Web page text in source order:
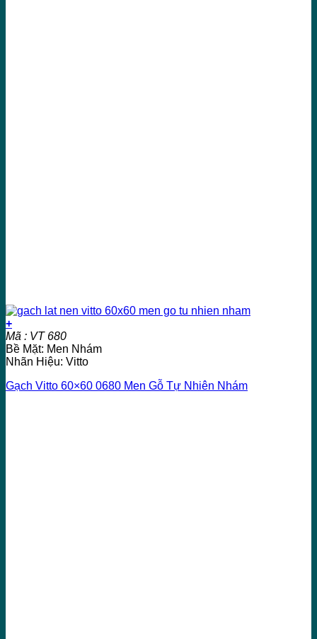
+
Mã : VT 680
Bề Mặt: Men Nhám
Nhãn Hiệu: Vitto
Gạch Vitto 60×60 0680 Men Gỗ Tự Nhiên Nhám